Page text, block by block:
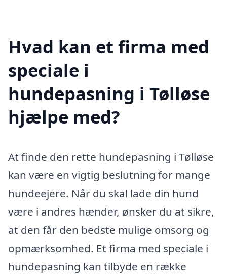
Hvad kan et firma med
speciale i
hundepasning i Tølløse
hjælpe med?
At finde den rette hundepasning i Tølløse
kan være en vigtig beslutning for mange
hundeejere. Når du skal lade din hund
være i andres hænder, ønsker du at sikre,
at den får den bedste mulige omsorg og
opmærksomhed. Et firma med speciale i
hundepasning kan tilbyde en række